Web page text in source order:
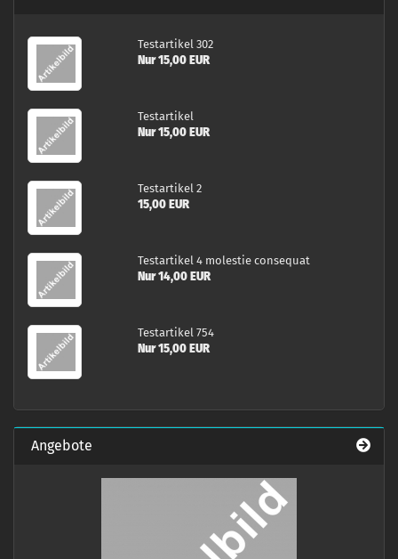
Te­st­ar­ti­kel 302
Nur 15,00 EUR
Te­st­ar­ti­kel
Nur 15,00 EUR
Te­st­ar­ti­kel 2
15,00 EUR
Te­st­ar­ti­kel 4 mo­lestie con­se­quat
Nur 14,00 EUR
Te­st­ar­ti­kel 754
Nur 15,00 EUR
Angebote